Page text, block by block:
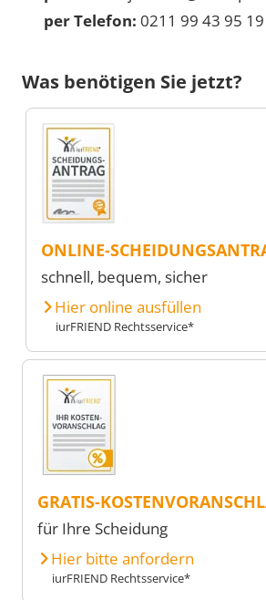
per Telefon: 0211 99 43 95 19
Was benötigen Sie jetzt?
ONLINE-
schnell, bequem, sicher
Hier online ausfüllen
iurFRIEND Rechtsservice*
GRATIS-
für Ihre Scheidung
Hier bitte anfordern
iurFRIEND Rechtsservice*